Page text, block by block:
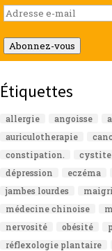
Adresse
e-
mail
Abonnez-vous
Étiquettes
allergie angoisse
auriculotherapie
constipation.
cystite
dépression
eczéma
jambes lourdes
médecine chinoise
nervosité
obésité
réflexologie plantaire